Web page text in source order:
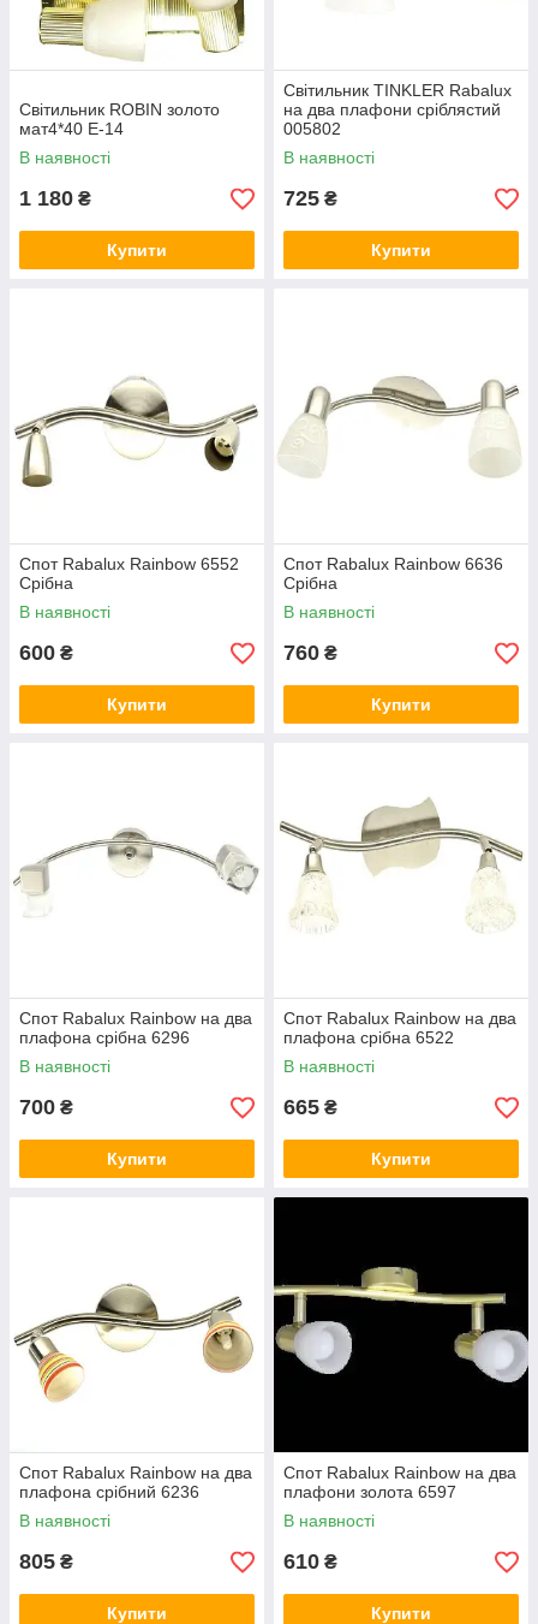
Світильник ROBIN золото
мат4*40 Е-14
В наявності
1 180 ₴
Купити
Світильник TINKLER Rabalux
на два плафони сріблястий
005802
В наявності
725 ₴
Купити
Спот Rabalux Rainbow 6552
Срібна
В наявності
600 ₴
Купити
Спот Rabalux Rainbow 6636
Срібна
В наявності
760 ₴
Купити
Спот Rabalux Rainbow на два
плафона срібна 6296
В наявності
700 ₴
Купити
Спот Rabalux Rainbow на два
плафона срібна 6522
В наявності
665 ₴
Купити
Спот Rabalux Rainbow на два
плафона срібний 6236
В наявності
805 ₴
Купити
Спот Rabalux Rainbow на два
плафони золота 6597
В наявності
610 ₴
Купити